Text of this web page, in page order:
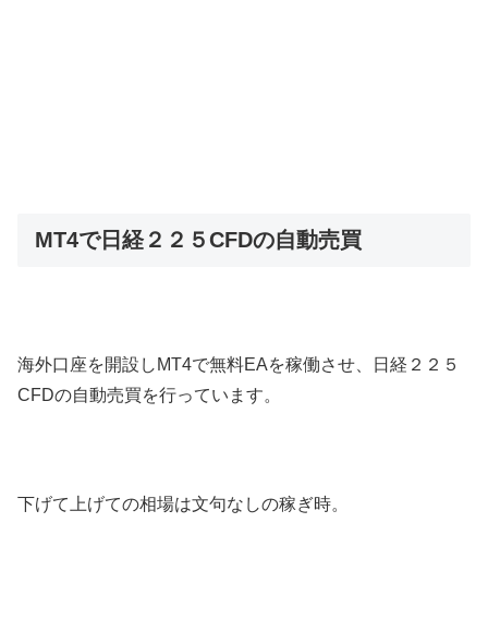
MT4で日経２２５CFDの自動売買
海外口座を開設しMT4で無料EAを稼働させ、日経２２５
CFDの自動売買を行っています。
下げて上げての相場は文句なしの稼ぎ時。